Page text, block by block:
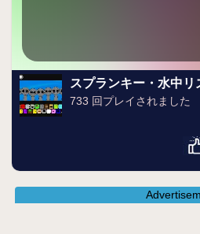
スプランキー・水中リ
733 回プレイされました